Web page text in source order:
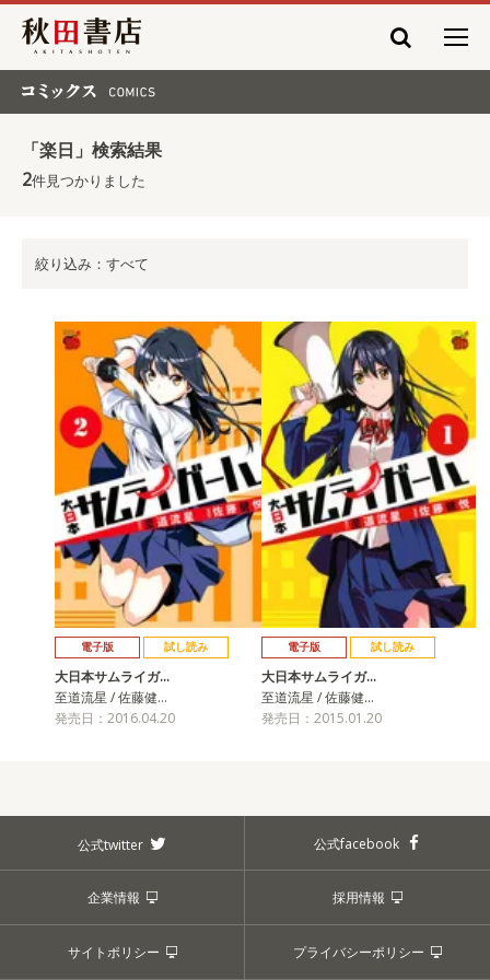
秋田書店
「楽日」検索結果
2件見つかりました
絞り込み：すべて
電子版 試し読み
大日本サムライガ…
至道流星 / 佐藤健…
発売日：2016.04.20
電子版 試し読み
大日本サムライガ…
至道流星 / 佐藤健…
発売日：2015.01.20
公式twitter 公式facebook
企業情報 採用情報
サイトポリシー プライバシーポリシー